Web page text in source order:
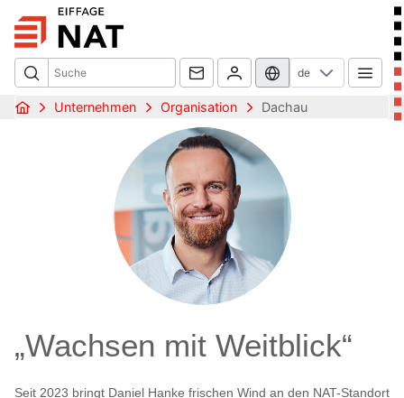
de
Unternehmen Organisation Dachau
„Wachsen mit Weitblick“
Seit 2023 bringt Daniel Hanke frischen Wind an den NAT-Standort